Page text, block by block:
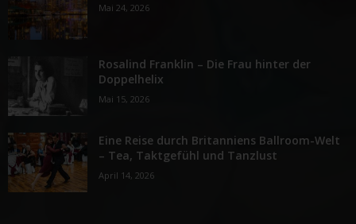
Mai 24, 2026
Rosalind Franklin – Die Frau hinter der
Doppelhelix
Mai 15, 2026
Eine Reise durch Britanniens Ballroom-Welt
– Tea, Taktgefühl und Tanzlust
April 14, 2026